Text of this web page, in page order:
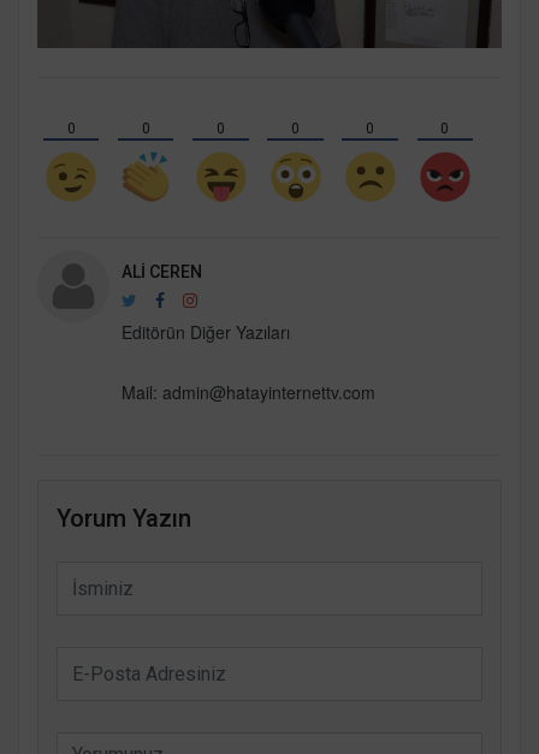
0 0 0 0 0 0
ALI CEREN
Editörün Diğer Yazıları
Mail: admin@hatayinternettv.com
Yorum Yazın